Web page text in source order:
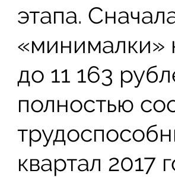
этапа.
«минималки»
до 11 163
полностью
квартал 2017